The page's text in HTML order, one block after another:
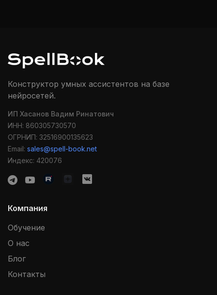
Конструктор умных ассистентов на базе
нейросетей.
ИП Хасанов Вадим Ринатович
ИНН: 860305730570
ОГРНИП: 32516900135623
Email: sales@spell-book.net
Индекс: 420076
Компания
Обучение
О нас
Блог
Контакты